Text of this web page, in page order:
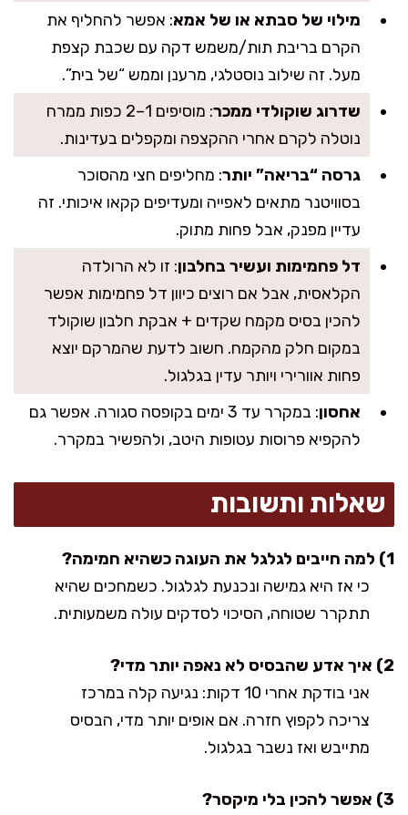
מילוי של סבתא או של אמא: אפשר להחליף את
הקרם בריבת תות/משמש דקה עם שכבת קצפת
מעל. זה שילוב נוסטלגי, מרענן וממש “של בית”.
שדרוג שוקולדי ממכר
: מוסיפים 1–2 כפות ממרח
נוטלה לקרם אחרי ההקצפה ומקפלים בעדינות.
גרסה “בריאה” יותר: מחליפים חצי מהסוכר
בסוויטנר מתאים לאפייה ומעדיפים קקאו איכותי. זה
עדיין מפנק, אבל פחות מתוק.
דל פחמימות ועשיר בחלבון: זו לא הרולדה
הקלאסית, אבל אם רוצים כיוון דל פחמימות אפשר
להכין בסיס מקמח שקדים + אבקת חלבון שוקולד
במקום חלק מהקמח. חשוב לדעת שהמרקם יוצא
פחות אוורירי ויותר עדין בגלגול.
אחסון
: במקרר עד 3 ימים בקופסה סגורה. אפשר גם
להקפיא פרוסות עטופות היטב, ולהפשיר במקרר.
שאלות ותשובות
1) למה חייבים לגלגל את העוגה כשהיא חמימה?
כי אז היא גמישה ונכנעת לגלגול. כשמחכים שהיא
תתקרר שטוחה, הסיכוי לסדקים עולה משמעותית.
2) איך אדע שהבסיס לא נאפה יותר מדי?
אני בודקת אחרי 10 דקות: נגיעה קלה במרכז
צריכה לקפוץ חזרה. אם אופים יותר מדי, הבסיס
מתייבש ואז נשבר בגלגול.
3) אפשר להכין בלי מיקסר?